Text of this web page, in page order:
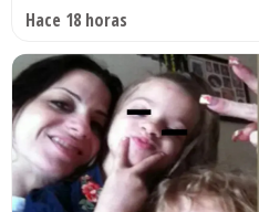
Hace 18 horas